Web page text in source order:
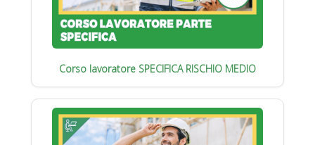
Corso lavoratore SPECIFICA RISCHIO MEDIO